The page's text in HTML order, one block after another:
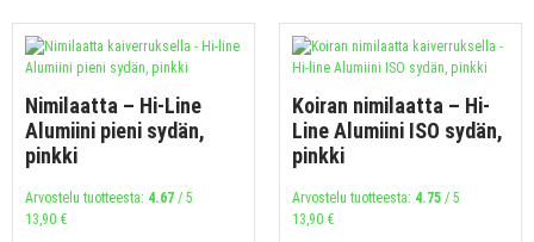
Nimilaatta – Hi-Line
Alumiini pieni sydän,
pinkki
Arvostelu tuotteesta: 4.67 / 5
13,90 €
Koiran nimilaatta – Hi-
Line Alumiini ISO sydän,
pinkki
Arvostelu tuotteesta: 4.75 / 5
13,90 €